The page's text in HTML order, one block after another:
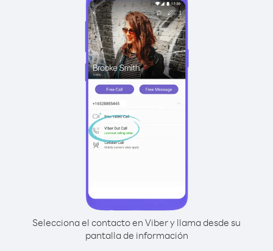
Selecciona el contacto en Viber y llama desde su
pantalla de información